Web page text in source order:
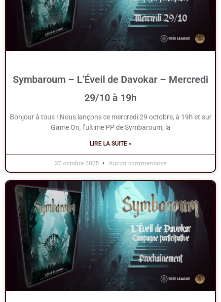
Symbaroum – L’Éveil de Davokar – Mercredi
29/10 à 19h
Bonjour à tous ! Nous lançons ce mercredi 29 octobre, à 19h et sur
Game On, l’ultime PP de Symbaroum, la
LIRE LA SUITE »
27 octobre 2025 Aucun commentaire